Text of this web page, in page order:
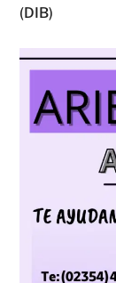
(DIB)